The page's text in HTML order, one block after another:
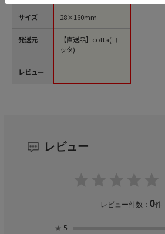
サイズ
発送元
レビュー
28×160mm
【直送品】cotta(コ
ッタ)
レビュー
レビュー件数：0件
★ 5